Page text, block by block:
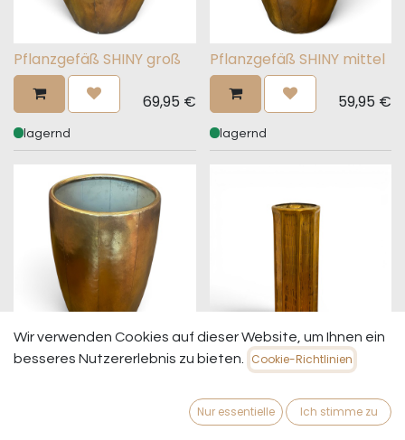
Pflanzgefäß SHINY groß
69,95 €
lagernd
Pflanzgefäß SHINY mittel
59,95 €
lagernd
Pflanzgefäß SHINY klein
€
Bodenvase GOLDY 62cm
139,95€
Wir verwenden Cookies auf dieser Website, um Ihnen ein
besseres Nutzererlebnis zu bieten.
Cookie-Richtlinien
Nur essentielle Ich stimme zu